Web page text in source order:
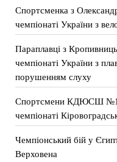
Спортсменка з
чемпіонаті України з
Параплавці з
чемпіонаті України з
порушенням слуху
Спортсмени КДЮСШ №1
чемпіонаті
Чемпіонський бій у
Верховена